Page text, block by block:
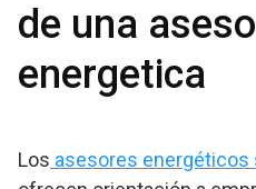
de una
energetica
Los asesores